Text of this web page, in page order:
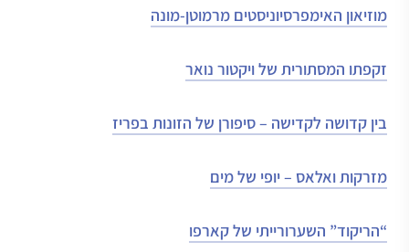
מוזיאון האימפרסיוניסטים מרמוטן-מונה
זקפתו המסתורית של ויקטור נואר
בין קדושה לקדישה – סיפורן של הזונות בפריז
מזרקות ואלאס – יופי של מים
“הריקוד” השערורייתי של קארפו